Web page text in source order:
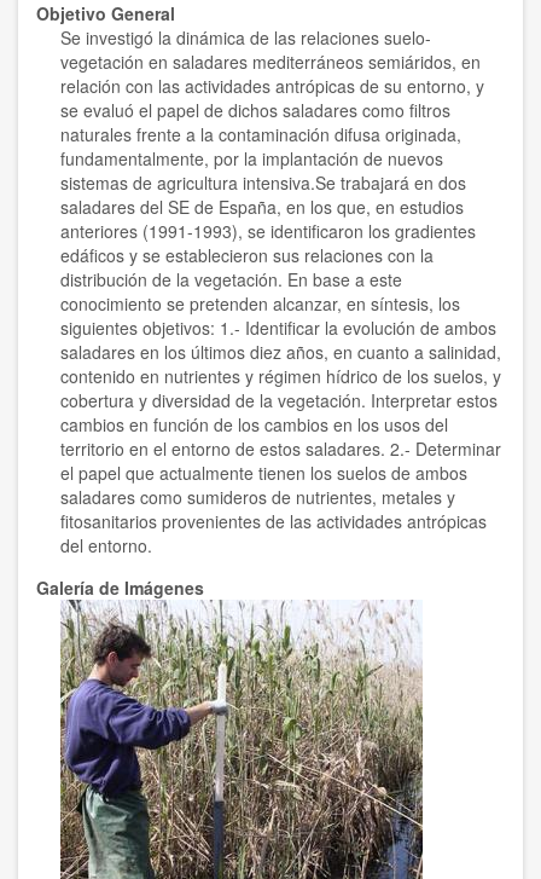
Objetivo General
Se investigó la dinámica de las relaciones suelo-
vegetación en saladares mediterráneos semiáridos, en
relación con las actividades antrópicas de su entorno, y
se evaluó el papel de dichos saladares como filtros
naturales frente a la contaminación difusa originada,
fundamentalmente, por la implantación de nuevos
sistemas de agricultura intensiva.Se trabajará en dos
saladares del SE de España, en los que, en estudios
anteriores (1991-1993), se identificaron los gradientes
edáficos y se establecieron sus relaciones con la
distribución de la vegetación. En base a este
conocimiento se pretenden alcanzar, en síntesis, los
siguientes objetivos: 1.- Identificar la evolución de ambos
saladares en los últimos diez años, en cuanto a salinidad,
contenido en nutrientes y régimen hídrico de los suelos, y
cobertura y diversidad de la vegetación. Interpretar estos
cambios en función de los cambios en los usos del
territorio en el entorno de estos saladares. 2.- Determinar
el papel que actualmente tienen los suelos de ambos
saladares como sumideros de nutrientes, metales y
fitosanitarios provenientes de las actividades antrópicas
del entorno.
Galería de Imágenes